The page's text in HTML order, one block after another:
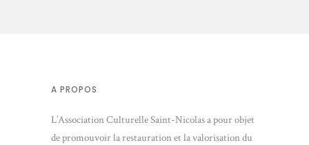
A PROPOS
L’Association Culturelle Saint-Nicolas a pour objet
de promouvoir la restauration et la valorisation du